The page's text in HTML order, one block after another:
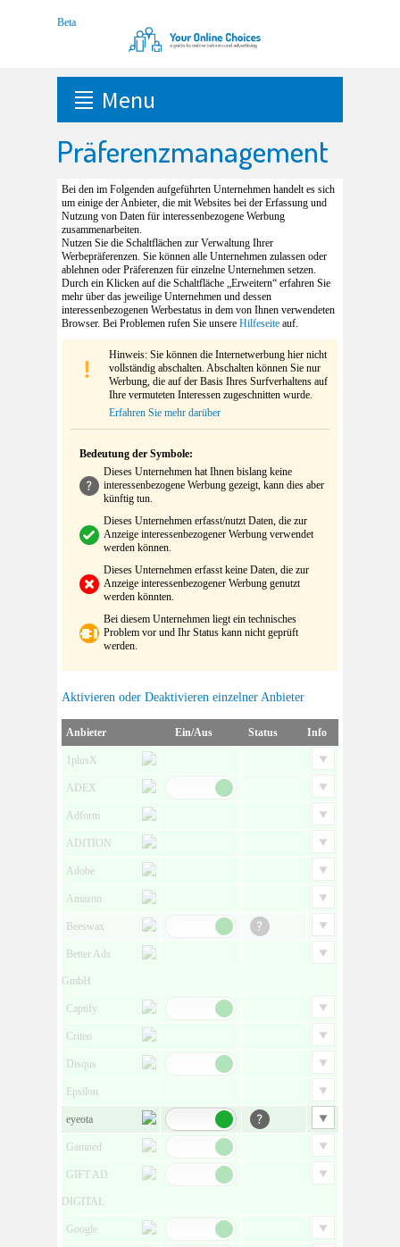
Menu
Präferenzmanagement
Bei den im Folgenden aufgeführten Unternehmen handelt es sich
um einige der Anbieter, die mit Websites bei der Erfassung und
Nutzung von Daten für interessenbezogene Werbung
zusammenarbeiten.
Nutzen Sie die Schaltflächen zur Verwaltung Ihrer
Werbepräferenzen. Sie können alle Unternehmen zulassen oder
ablehnen oder Präferenzen für einzelne Unternehmen setzen.
Durch ein Klicken auf die Schaltfläche „Erweitern“ erfahren Sie
mehr über das jeweilige Unternehmen und dessen
interessenbezogenen Werbestatus in dem von Ihnen verwendeten
Browser. Bei Problemen rufen Sie unsere Hilfeseite auf.
Hinweis: Sie können die Internetwerbung hier nicht
vollständig abschalten. Abschalten können Sie nur
Werbung, die auf der Basis Ihres Surfverhaltens auf
Ihre vermuteten Interessen zugeschnitten wurde.
Erfahren Sie mehr darüber
Bedeutung der Symbole:
Dieses Unternehmen hat Ihnen bislang keine
interessenbezogene Werbung gezeigt, kann dies aber
künftig tun.
Dieses Unternehmen erfasst/nutzt Daten, die zur
Anzeige interessenbezogener Werbung verwendet
werden können.
Dieses Unternehmen erfasst keine Daten, die zur
Anzeige interessenbezogener Werbung genutzt
werden könnten.
Bei diesem Unternehmen liegt ein technisches
Problem vor und Ihr Status kann nicht geprüft
werden.